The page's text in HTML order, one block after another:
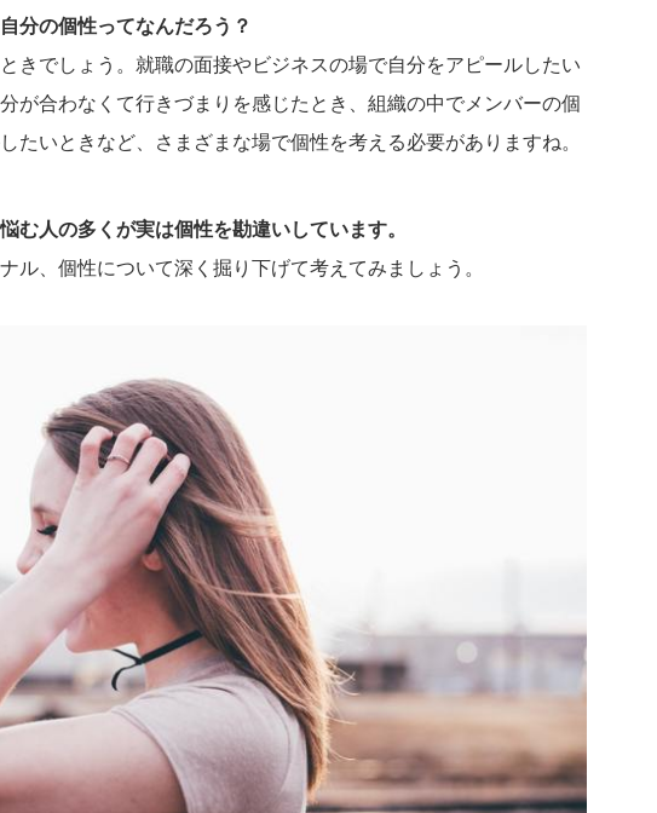
分の個性ってなんだろう？
きでしょう。就職の面接やビジネスの場で自分をアピールしたい
が合わなくて行きづまりを感じたとき、組織の中でメンバーの個
たいときなど、さまざまな場で個性を考える必要がありますね。
む人の多くが実は個性を勘違いしています。
ル、個性について深く掘り下げて考えてみましょう。